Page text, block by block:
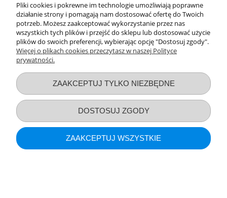
Pliki cookies i pokrewne im technologie umożliwiają poprawne
działanie strony i pomagają nam dostosować ofertę do Twoich
potrzeb. Możesz zaakceptować wykorzystanie przez nas
wszystkich tych plików i przejść do sklepu lub dostosować użycie
plików do swoich preferencji, wybierając opcję "Dostosuj zgody".
Więcej o plikach cookies przeczytasz w naszej Polityce
prywatności.
ZAAKCEPTUJ TYLKO NIEZBĘDNE
DOSTOSUJ ZGODY
ZAAKCEPTUJ WSZYSTKIE